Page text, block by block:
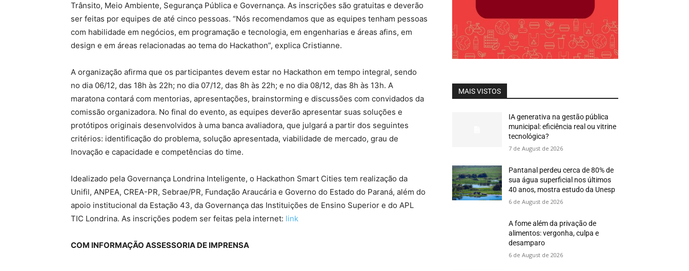
Trânsito, Meio Ambiente, Segurança Pública e Governança. As inscrições são gratuitas e deverão
ser feitas por equipes de até cinco pessoas. “Nós recomendamos que as equipes tenham pessoas
com habilidade em negócios, em programação e tecnologia, em engenharias e áreas afins, em
design e em áreas relacionadas ao tema do Hackathon”, explica Cristianne.
A organização afirma que os participantes devem estar no Hackathon em tempo integral, sendo
no dia 06/12, das 18h às 22h; no dia 07/12, das 8h às 22h; e no dia 08/12, das 8h às 13h. A
maratona contará com mentorias, apresentações, brainstorming e discussões com convidados da
comissão organizadora. No final do evento, as equipes deverão apresentar suas soluções e
protótipos originais desenvolvidos à uma banca avaliadora, que julgará a partir dos seguintes
critérios: identificação do problema, solução apresentada, viabilidade de mercado, grau de
Inovação e capacidade e competências do time.
Idealizado pela Governança Londrina Inteligente, o Hackathon Smart Cities tem realização da
Unifil, ANPEA, CREA-PR, Sebrae/PR, Fundação Araucária e Governo do Estado do Paraná, além do
apoio institucional da Estação 43, da Governança das Instituições de Ensino Superior e do APL
TIC Londrina. As inscrições podem ser feitas pela internet: link
COM INFORMAÇÃO ASSESSORIA DE IMPRENSA
MAIS VISTOS
IA generativa na gestão pública
municipal: eficiência real ou vitrine
tecnológica?
7 de August de 2026
Pantanal perdeu cerca de 80% de
sua água superficial nos últimos
40 anos, mostra estudo da Unesp
6 de August de 2026
A fome além da privação de
alimentos: vergonha, culpa e
desamparo
6 de August de 2026